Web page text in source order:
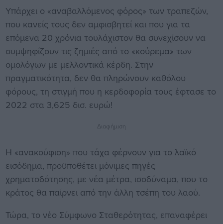
Υπάρχει ο «αναβαλλόμενος φόρος» των τραπεζών,
που κανείς τους δεν αμφισβητεί και που για τα
επόμενα 20 χρόνια τουλάχιστον θα συνεχίσουν να
συμψηφίζουν τις ζημιές από το «κούρεμα» των
ομολόγων με μελλοντικά κέρδη. Στην
πραγματικότητα, δεν θα πληρώνουν καθόλου
φόρους, τη στιγμή που η κερδοφορία τους έφτασε το
2022 στα 3,625 δισ. ευρώ!
Διαφήμιση
Η «ανακούφιση» που τάχα φέρνουν για το λαϊκό
εισόδημα, προϋποθέτει μόνιμες πηγές
χρηματοδότησης, με νέα μέτρα, ισοδύναμα, που το
κράτος θα παίρνει από την άλλη τσέπη του λαού.
Τώρα, το νέο Σύμφωνο Σταθερότητας, επαναφέρει